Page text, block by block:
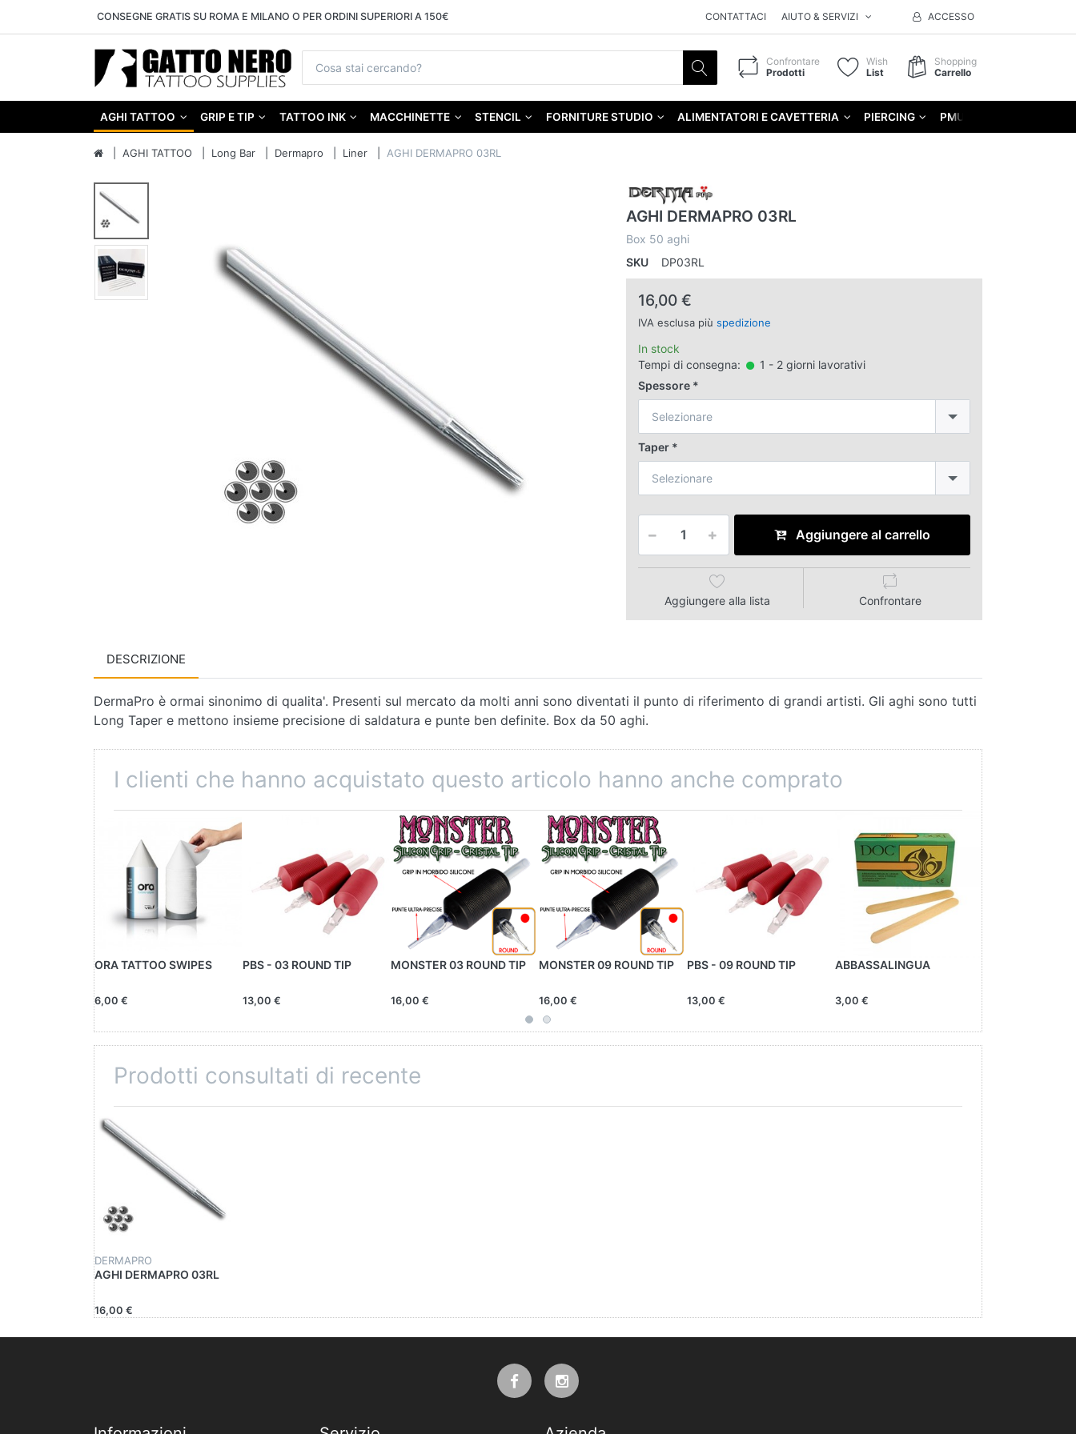
CONSEGNE GRATIS SU ROMA E MILANO O PER ORDINI SUPERIORI A 150€ CONTATTACI AIUTO & SERVIZI ACCESSO
Confrontare
Prodotti
Wish
List
Shopping
Carrello
AGHI TATTOO GRIP E TIP TATTOO INK MACCHINETTE STENCIL FORNITURE STUDIO ALIMENTATORI E CAVETTERIA PIERCING PMU
AGHI TATTOO Long Bar Dermapro Liner AGHI DERMAPRO 03RL
AGHI DERMAPRO 03RL
Box 50 aghi
SKU
DP03RL
16,00 €
IVA esclusa più spedizione
In stock
Tempi di consegna:
1 - 2 giorni lavorativi
Spessore
Selezionare
Taper
Selezionare
Aggiungere al carrello
Aggiungere alla lista Confrontare
DESCRIZIONE
DermaPro è ormai sinonimo di qualita'. Presenti sul mercato da molti anni sono diventati il punto di riferimento di grandi artisti. Gli aghi sono tutti
Long Taper e mettono insieme precisione di saldatura e punte ben definite. Box da 50 aghi.
I clienti che hanno acquistato questo articolo hanno anche comprato
ORA TATTOO SWIPES
6,00 €
PBS - 03 ROUND TIP
13,00 €
MONSTER 03 ROUND TIP
16,00 €
MONSTER 09 ROUND TIP
16,00 €
PBS - 09 ROUND TIP
13,00 €
ABBASSALINGUA
3,00 €
Prodotti consultati di recente
DERMAPRO
AGHI DERMAPRO 03RL
16,00 €